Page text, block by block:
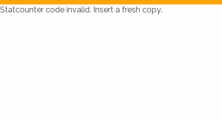
Statcounter code invalid. Insert a fresh copy.